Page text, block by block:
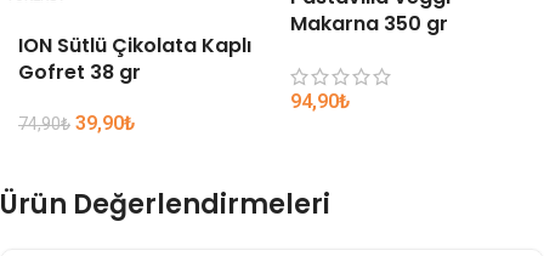
ION Sütlü Çikolata Kaplı
Gofret 38 gr
74,90₺ 39,90₺
Makarna 350 gr
94,90₺
Ürün Değerlendirmeleri